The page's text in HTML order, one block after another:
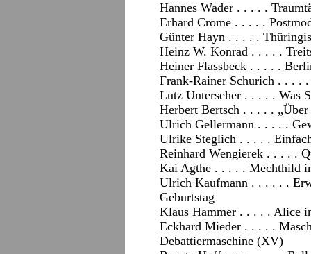
Hannes Wader . . . . .
Erhard Crome . . . . .
Günter Hayn . . . . .
Heinz W. Konrad . . . . .
Heiner Flassbeck . . . . .
Frank-Rainer Schurich . . . .
Lutz Unterseher . . . . . Was
Herbert Bertsch . . . . .
Ulrich Gellermann . . . . .
Ulrike Steglich . . . . .
Reinhard Wengierek . . . . .
Kai Agthe . . . . . Mechthild
Ulrich Kaufmann . . . . . .
Geburtstag
Klaus Hammer . . . . . Alice
Eckhard Mieder . . . . .
Debattiermaschine (XV)